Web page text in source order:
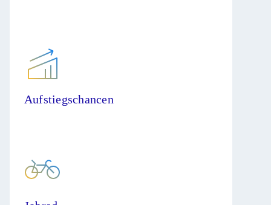
Aufstiegschancen